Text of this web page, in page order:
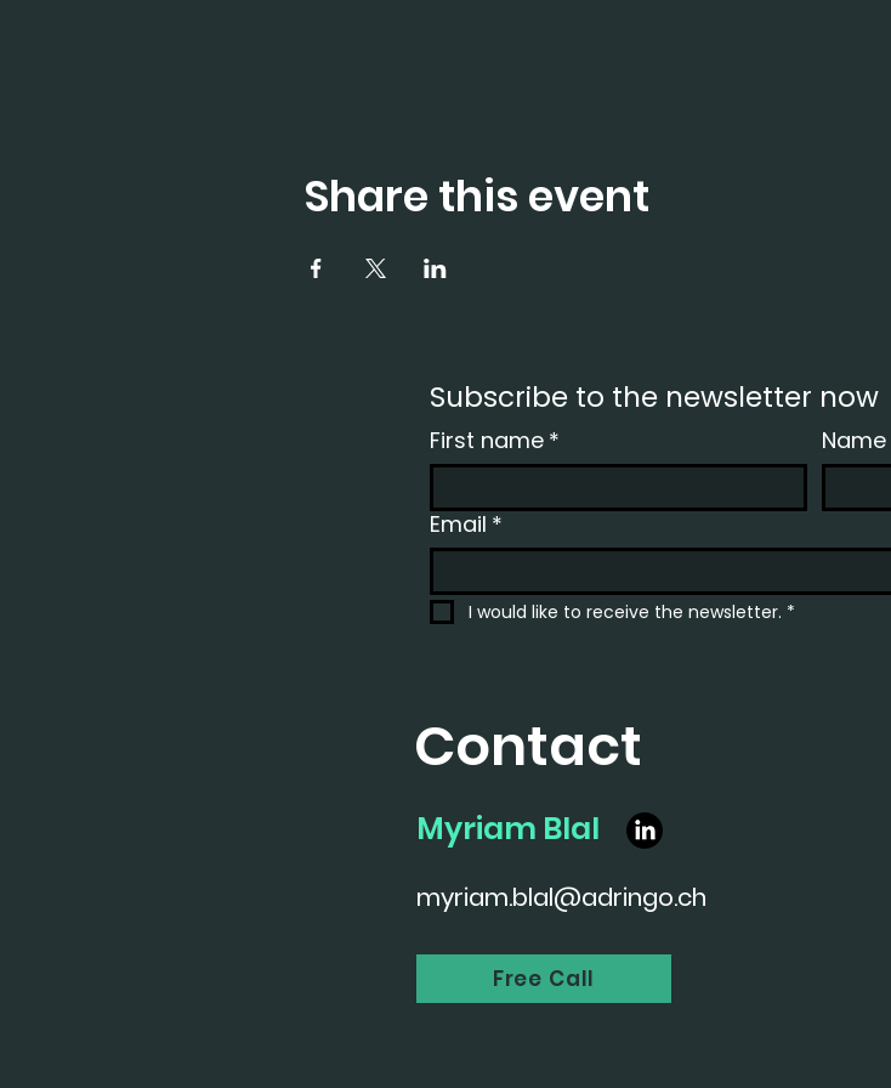
Share this event
Subscribe to the newsletter now
First name * Name
Email *
I would like to receive the newsletter. *
Contact
Myriam Blal
myriam.blal@adringo.ch
Free Call